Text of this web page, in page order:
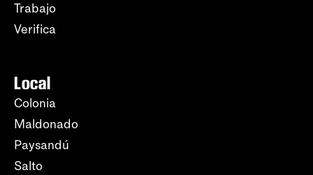
Trabajo
Verifica
Local
Colonia
Maldonado
Paysandú
Salto